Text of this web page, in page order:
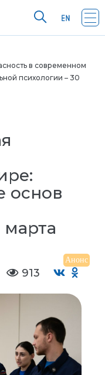
в современном
психологии – 30
основ
марта
Анонс
913